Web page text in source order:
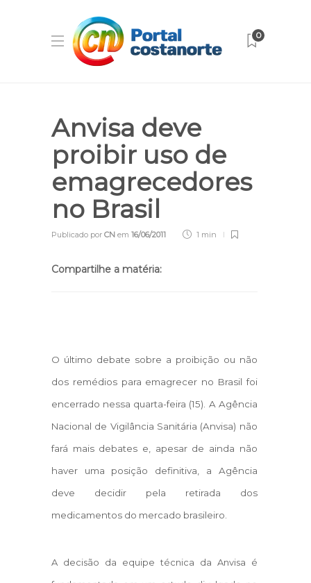
0
Anvisa deve
proibir uso de
emagrecedores
no Brasil
Publicado por CN em 16/06/2011 1 min
Compartilhe a matéria:
O último debate sobre a proibição ou não
dos remédios para emagrecer no Brasil foi
encerrado nessa quarta-feira (15). A Agência
Nacional de Vigilância Sanitária (Anvisa) não
fará mais debates e, apesar de ainda não
haver uma posição definitiva, a Agência
deve decidir pela retirada dos
medicamentos do mercado brasileiro.
A decisão da equipe técnica da Anvisa é